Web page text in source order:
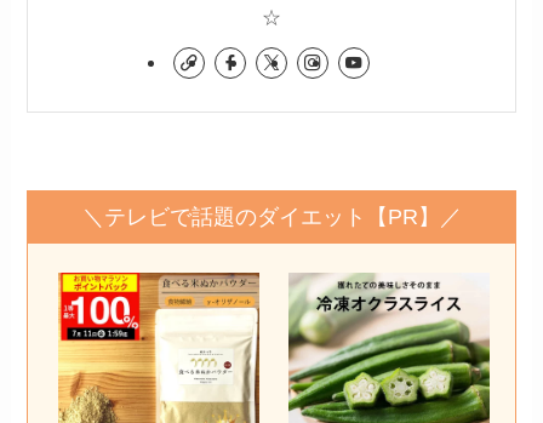
☆
＼テレビで話題のダイエット【PR】／